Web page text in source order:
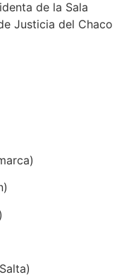
de la Sala
Justicia del Chaco